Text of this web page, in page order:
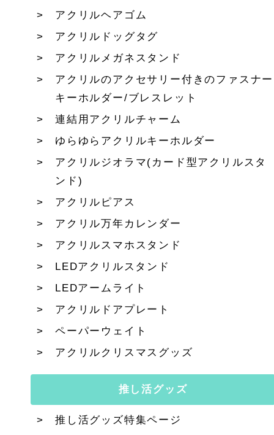
アクリルヘアゴム
アクリルドッグタグ
アクリルメガネスタンド
アクリルのアクセサリー付きのファスナー
キーホルダー/ブレスレット
連結用アクリルチャーム
ゆらゆらアクリルキーホルダー
アクリルジオラマ(カード型アクリルスタ
ンド)
アクリルピアス
アクリル万年カレンダー
アクリルスマホスタンド
LEDアクリルスタンド
LEDアームライト
アクリルドアプレート
ペーパーウェイト
アクリルクリスマスグッズ
推し活グッズ
推し活グッズ特集ページ